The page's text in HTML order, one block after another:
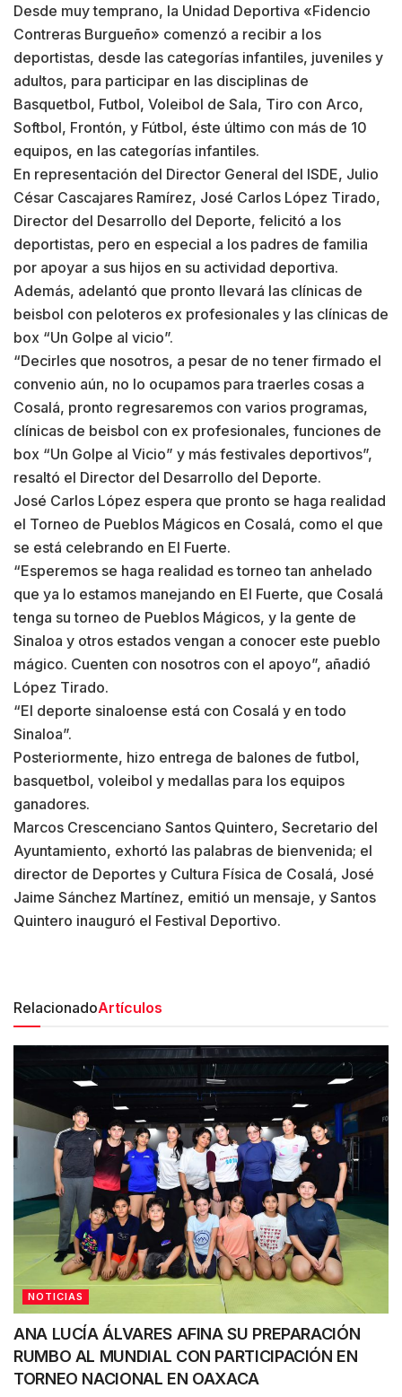
Desde muy temprano, la Unidad Deportiva «Fidencio
Contreras Burgueño» comenzó a recibir a los
deportistas, desde las categorías infantiles, juveniles y
adultos, para participar en las disciplinas de
Basquetbol, Futbol, Voleibol de Sala, Tiro con Arco,
Softbol, Frontón, y Fútbol, éste último con más de 10
equipos, en las categorías infantiles.
En representación del Director General del ISDE, Julio
César Cascajares Ramírez, José Carlos López Tirado,
Director del Desarrollo del Deporte, felicitó a los
deportistas, pero en especial a los padres de familia
por apoyar a sus hijos en su actividad deportiva.
Además, adelantó que pronto llevará las clínicas de
beisbol con peloteros ex profesionales y las clínicas de
box “Un Golpe al vicio”.
“Decirles que nosotros, a pesar de no tener firmado el
convenio aún, no lo ocupamos para traerles cosas a
Cosalá, pronto regresaremos con varios programas,
clínicas de beisbol con ex profesionales, funciones de
box “Un Golpe al Vicio” y más festivales deportivos”,
resaltó el Director del Desarrollo del Deporte.
José Carlos López espera que pronto se haga realidad
el Torneo de Pueblos Mágicos en Cosalá, como el que
se está celebrando en El Fuerte.
“Esperemos se haga realidad es torneo tan anhelado
que ya lo estamos manejando en El Fuerte, que Cosalá
tenga su torneo de Pueblos Mágicos, y la gente de
Sinaloa y otros estados vengan a conocer este pueblo
mágico. Cuenten con nosotros con el apoyo”, añadió
López Tirado.
“El deporte sinaloense está con Cosalá y en todo
Sinaloa”.
Posteriormente, hizo entrega de balones de futbol,
basquetbol, voleibol y medallas para los equipos
ganadores.
Marcos Crescenciano Santos Quintero, Secretario del
Ayuntamiento, exhortó las palabras de bienvenida; el
director de Deportes y Cultura Física de Cosalá, José
Jaime Sánchez Martínez, emitió un mensaje, y Santos
Quintero inauguró el Festival Deportivo.
RelacionadoArtículos
NOTICIAS
ANA LUCÍA ÁLVARES AFINA SU PREPARACIÓN
RUMBO AL MUNDIAL CON PARTICIPACIÓN EN
TORNEO NACIONAL EN OAXACA